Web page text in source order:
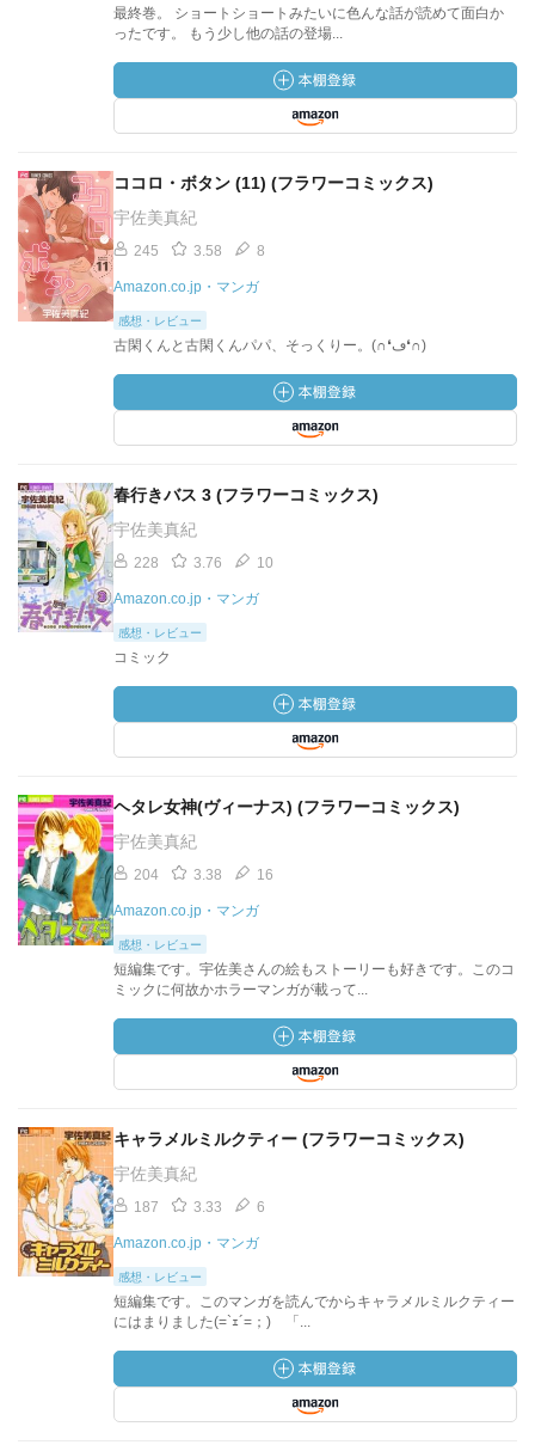
最終巻。 ショートショートみたいに色んな話が読めて面白か
ったです。 もう少し他の話の登場...
ココロ・ボタン (11) (フラワーコミックス)
宇佐美真紀
245 3.58 8
Amazon.co.jp・マンガ
感想・レビュー
古閑くんと古閑くんパパ、そっくりー。(∩❛ڡ❛∩)
春行きバス 3 (フラワーコミックス)
宇佐美真紀
228 3.76 10
Amazon.co.jp・マンガ
感想・レビュー
コミック
ヘタレ女神(ヴィーナス) (フラワーコミックス)
宇佐美真紀
204 3.38 16
Amazon.co.jp・マンガ
感想・レビュー
短編集です。宇佐美さんの絵もストーリーも好きです。このコ
ミックに何故かホラーマンガが載って...
キャラメルミルクティー (フラワーコミックス)
宇佐美真紀
187 3.33 6
Amazon.co.jp・マンガ
感想・レビュー
短編集です。このマンガを読んでからキャラメルミルクティー
にはまりました(=`ｪ´=；)ゞ「...